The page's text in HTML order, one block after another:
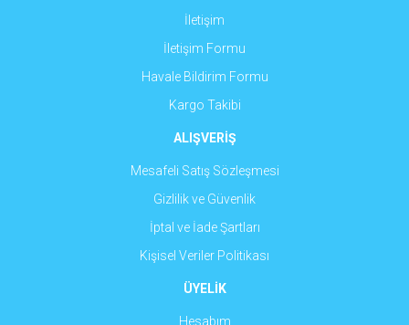
Gönder
İletişim
İletişim Formu
Havale Bildirim Formu
Kargo Takibi
ALIŞVERİŞ
Mesafeli Satış Sözleşmesi
Gizlilik ve Güvenlik
İptal ve İade Şartları
Kişisel Veriler Politikası
ÜYELİK
Hesabım